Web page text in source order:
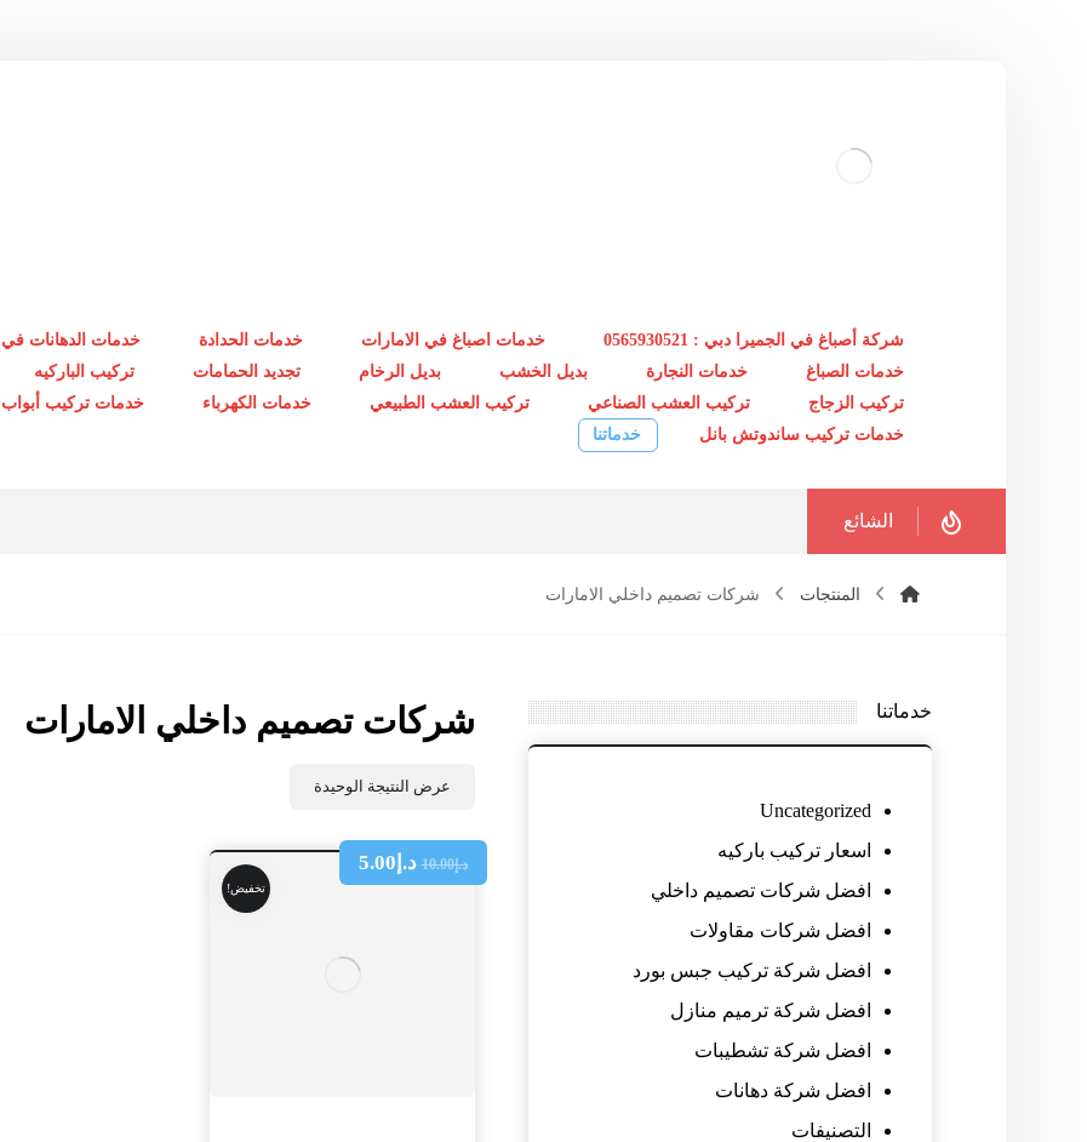
شركة أصباغ في الجميرا دبي : 0565930521 خدمات اصباغ في الامارات خدمات الحدادة خدمات الدهانات في
خدمات الصباغ
خدمات النجارة بديل الخشب بديل الرخام تجديد الحمامات تركيب الباركيه
تركيب الزجاج
تركيب العشب الصناعي تركيب العشب الطبيعي خدمات الكهرباء خدمات تركيب أبواب
خدمات تركيب ساندوتش بانل
خدماتنا
الشائع
المنتجات شركات تصميم داخلي الامارات
شركات تصميم داخلي الامارات
عرض النتيجة الوحيدة
تخفيض!
د.إ10.00 د.إ 5.00
خدماتنا
Uncategorized
اسعار تركيب باركيه
افضل شركات تصميم داخلي
افضل شركات مقاولات
افضل شركة تركيب جبس بورد
افضل شركة ترميم منازل
افضل شركة تشطيبات
افضل شركة دهانات
التصنيفات